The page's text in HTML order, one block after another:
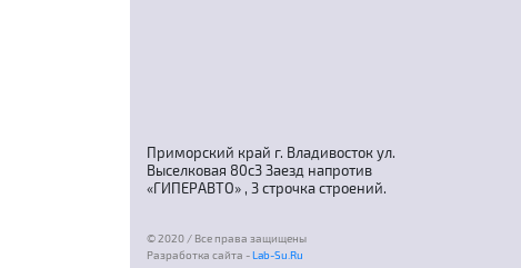
Приморский край г. Владивосток ул.
Выселковая 80с3 Заезд напротив
«ГИПЕРАВТО» , 3 строчка строений.
© 2020 / Все права защищены
Разработка сайта -Lab-Su.Ru